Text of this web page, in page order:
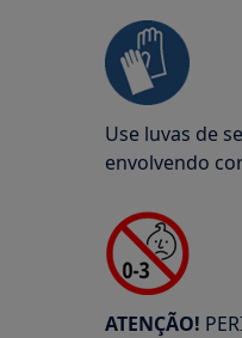
Use luvas de
envolvendo
ATENÇÃO!